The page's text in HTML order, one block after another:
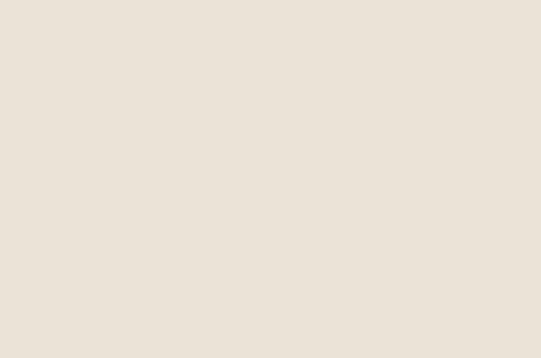
オーバーホールキット など）